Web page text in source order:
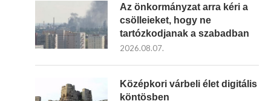
Az önkormányzat arra kéri a
csölleieket, hogy ne
tartózkodjanak a szabadban
2026.08.07.
Középkori várbeli élet digitális
köntösben